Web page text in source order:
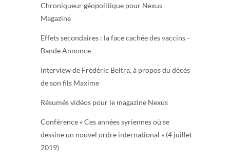
Chroniqueur géopolitique pour Nexus
Magazine
Effets secondaires : la face cachée des vaccins –
Bande Annonce
Interview de Frédéric Beltra, à propos du décès
de son fils Maxime
Résumés vidéos pour le magazine Nexus
Conférence « Ces années syriennes où se
dessine un nouvel ordre international » (4 juillet
2019)